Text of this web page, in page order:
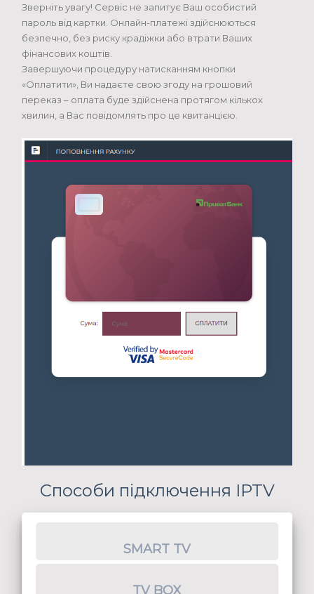
Зверніть увагу! Сервіс не запитує Ваш особистий
пароль від картки. Онлайн-платежі здійснюються
безпечно, без риску крадіжки або втрати Ваших
фінансових коштів.
Завершуючи процедуру натисканням кнопки
«Оплатити», Ви надаєте свою згоду на грошовий
переказ – оплата буде здійснена протягом кількох
хвилин, а Вас повідомлять про це квитанцією.
Способи підключення IPTV
SMART TV
TV BOX